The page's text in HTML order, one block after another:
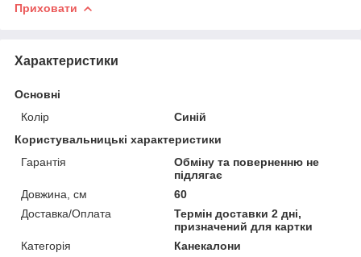
Приховати
Характеристики
Основні
Колір
Синій
Користувальницькі характеристики
Гарантія
Обміну та поверненню не
підлягає
Довжина, см
60
Доставка/Оплата
Термін доставки 2 дні,
призначений для картки
Категорія
Канекалони